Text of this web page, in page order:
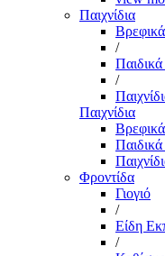
Παιχνίδια
/
Παιδικά
/
Παιχνίδια
Παιδικά
Φροντίδα
Γιογιό
/
Είδη
/